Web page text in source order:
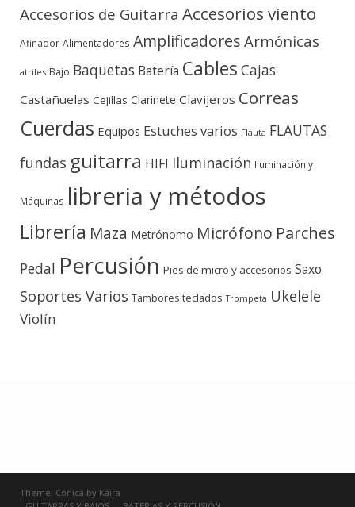
Accesorios de Guitarra Accesorios viento
Afinador Alimentadores Amplificadores Armónicas
atriles Bajo Baquetas Batería Cables Cajas
Castañuelas Cejillas Clarinete Clavijeros Correas
Cuerdas Equipos Estuches varios Flauta FLAUTAS
fundas guitarra HIFI Iluminación Iluminación y
Máquinas libreria y métodos
Librería Maza Metrónomo Micrófono Parches
Pedal Percusión Pies de micro y accesorios Saxo
Soportes Varios Tambores teclados Trompeta Ukelele
Violín
Theme: Conica by Kaira